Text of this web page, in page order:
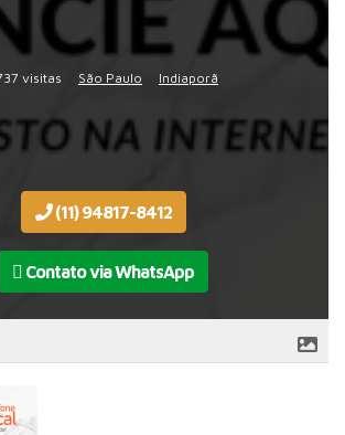
visitas São Paulo Indiaporã
(11) 94817-8412
Contato via WhatsApp